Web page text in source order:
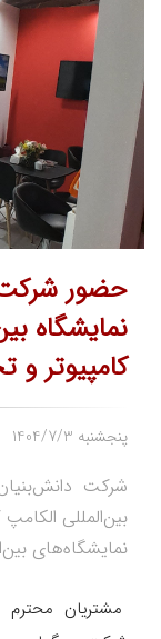
حضور
نمایشگاه
کامپیوتر و
1404/7/3 پنجشنبه
شرکت
نمایشگاه‌های
مشتریان محترم